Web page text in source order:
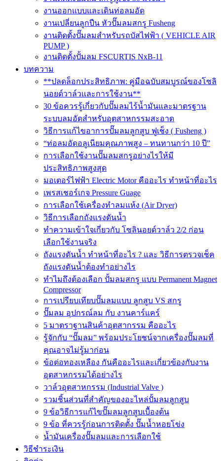
งานออกแบบและเดินท่อลมอัด
งานเปลี่ยนลูกปืน หัวปั๊มลมสกรู Fusheng
งานติดตั้งปั๊มลมสำหรับรถบัสไฟฟ้า ( VEHICLE AIR
PUMP )
งานติดตั้งปั้มลม FSCURTIS NxB-11
บทความ
**ปลดล็อกประสิทธิภาพ: คู่มือฉบับสมบูรณ์ของโซลิ
นอยด์วาล์วและการใช้งาน**
30 ข้อควรรู้เกี่ยวกับปั๊มลมไร้น้ำมันและมาตรฐาน
ระบบลมอัดสำหรับอุตสาหกรรมสะอาด
วิธีการแก้ไขอาการปั๊มลมลูกสูบ ฟูเช็ง ( Fusheng )
“ท่อลมอัดอลูเนียมคุณภาพสูง – ทนทานกว่า 10 ปี”
การเลือกใช้งานปั๊มลมสกรูอย่างไรให้มี
ประสิทธิภาพสูงสุด
มอเตอร์ไฟฟ้า Electric Motor คืออะไร ทำหน้าที่อะไร
เพรสเชอร์เกจ Pressure Guage
การเลือกใช้เครื่องทำลมแห้ง (Air Dryer)
วิธีการเลือกถังแรงดันน้ำ
ทำความเข้าใจเกี่ยวกับ โซลินอยด์วาล์ว 2/2 ก่อน
เลือกใช้งานจริง
ถังแรงดันน้ำ ทำหน้าที่อะไร ? และ วิธีการตรวจเช็ค
ถังแรงดันน้ำต้องทำอย่างไร
ทำไมถึงต้องเลือก ปั้มลมสกรู แบบ Permanent Magnet
Compressor
การเปรียบเทียบปั๊มลมแบบ ลูกสูบ VS สกรู
ปั๊มลม อุปกรณ์ลม กับ งานคาร์แคร์
5 มาตราฐานสินค้าอุตสากรรม คืออะไร
รู้จักกับ “ปั๊มลม” พร้อมประโยชน์จากเครื่องปั๊มลมที่
คุณอาจไม่รู้มาก่อน
ข้อต่อทองเหลือง กันคืออะไรและเกี่ยวข้องกับงาน
อุตสาหกรรมได้อย่างไร
วาล์วอุตสาหกรรม (Industrial Valve )
รวมชิ้นส่วนที่สำคัญของอะไหล่ปั้มลมลูกสูบ
9 ข้อวิธีการแก้ไขปั๊มลมลูกสูบเบื้องต้น
9 ข้อ ที่ควรรู้ก่อนการติดตั้ง ปั๊มน้ำหอยโข่ง
น้ำมันเครื่องปั๊มลมและการเลือกใช้
วิธีชำระเงิน